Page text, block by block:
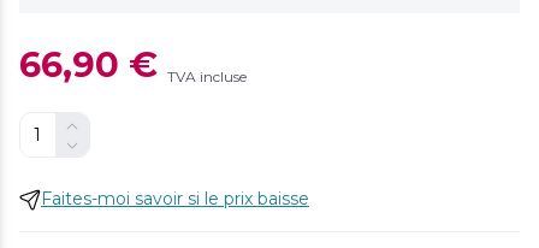
66,90 € TVA incluse
Faites-moi savoir si le prix baisse